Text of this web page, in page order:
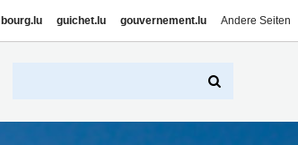
guichet.lu gouvernement.lu Andere Seiten